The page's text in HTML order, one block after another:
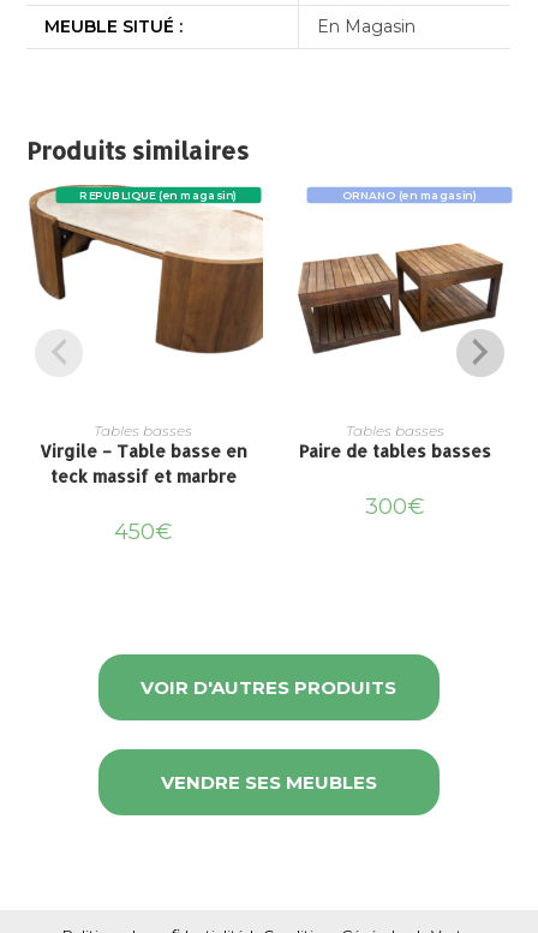
MEUBLE SITUÉ :
En Magasin
Produits similaires
REPUBLIQUE (en magasin)
Tables basses
Virgile – Table basse en
teck massif et marbre
450€
ORNANO (en magasin)
Tables basses
Paire de tables basses
300€
VOIR D'AUTRES PRODUITS
VENDRE SES MEUBLES